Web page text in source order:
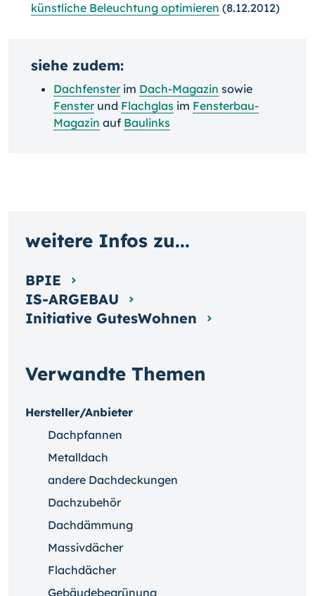
künstliche Beleuchtung optimieren (8.12.2012)
siehe zudem:
Dachfensterim Dach-Magazin sowie
Fensterund Flachglas im Fensterbau-
Magazin auf Baulinks
Verwandte Themen
Hersteller/Anbieter
Dachpfannen
Metalldach
andere Dachdeckungen
Dachzubehör
Dachdämmung
Massivdächer
Flachdächer
Gebäudebegrünung
weitere Infos zu...
BPIE
IS-ARGEBAU
Initiative GutesWohnen